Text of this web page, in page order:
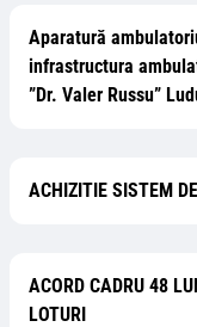
Aparatură
infrastructura
”Dr. Valer Russu”
ACHIZITIE SISTEM
ACORD CADRU 48
LOTURI